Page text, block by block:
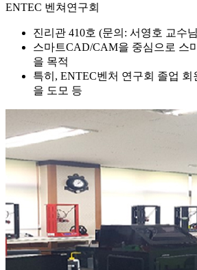
ENTEC 벤쳐연구회
진리관 410호 (문의: 서영호 교수
스마트CAD/CAM을 중심으로 스
을 목적
특히, ENTEC벤처 연구회 졸업
을 도모 등